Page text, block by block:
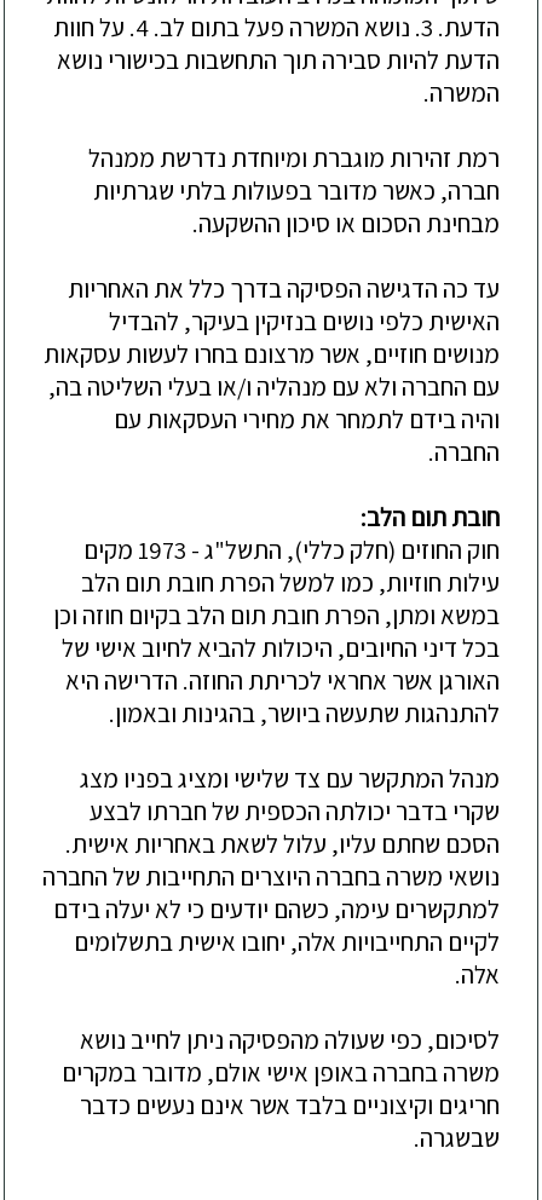
הדעת. 3. נושא המשרה פעל בתום לב. 4. על חוות
הדעת להיות סבירה תוך התחשבות בכישורי נושא
המשרה.
רמת זהירות מוגברת ומיוחדת נדרשת ממנהל
חברה, כאשר מדובר בפעולות בלתי שגרתיות
מבחינת הסכום או סיכון ההשקעה.
עד כה הדגישה הפסיקה בדרך כלל את האחריות
האישית כלפי נושים בנזיקין בעיקר, להבדיל
מנושים חוזיים, אשר מרצונם בחרו לעשות עסקאות
עם החברה ולא עם מנהליה ו/או בעלי השליטה בה,
והיה בידם לתמחר את מחירי העסקאות עם
החברה.
חובתתום הלב:
חוק החוזים (חלק כללי), התשל"ג - 1973 מקים
עילות חוזיות, כמו למשל הפרת חובת תום הלב
במשא ומתן, הפרת חובת תום הלב בקיום חוזה וכן
בכל דיני החיובים, היכולות להביא לחיוב אישי של
האורגן אשר אחראי לכריתת החוזה. הדרישה היא
להתנהגות שתעשה ביושר, בהגינות ובאמון.
מנהל המתקשר עם צד שלישי ומציג בפניו מצג
שקרי בדבר יכולתה הכספית של חברתו לבצע
הסכם שחתם עליו, עלול לשאת באחריות אישית.
נושאי משרה בחברה היוצרים התחייבות של החברה
למתקשרים עימה, כשהם יודעים כי לא יעלה בידם
לקיים התחייבויות אלה, יחובו אישית בתשלומים
אלה.
לסיכום, כפי שעולה מהפסיקה ניתן לחייב נושא
משרה בחברה באופן אישי אולם, מדובר במקרים
חריגים וקיצוניים בלבד אשר אינם נעשים כדבר
שבשגרה.